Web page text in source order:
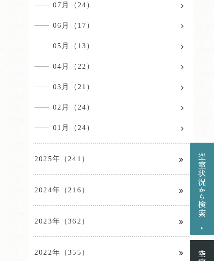
07月（24）
06月（17）
05月（13）
04月（22）
03月（21）
02月（24）
01月（24）
2025年（241）
2024年（216）
2023年（362）
2022年（355）